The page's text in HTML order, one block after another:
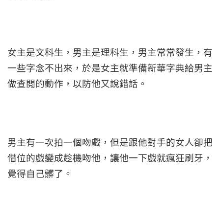
女主是文科生，男主是理科生，男主常常發生，有
一些字念不出來，於是女主就準備新華字典給男主
做查閲的動作，以防他又說錯話。
男主有一次拍一個吻戲，但是跟他對手的女人卻把
借位的戲變成趁機吻他，讓他一下戲就瘋狂刷牙，
覺得自己髒了。